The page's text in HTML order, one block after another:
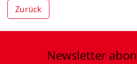
Zurück
Newsletter